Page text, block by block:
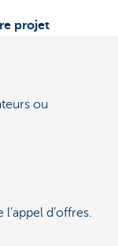
projet
ou
d’offres.